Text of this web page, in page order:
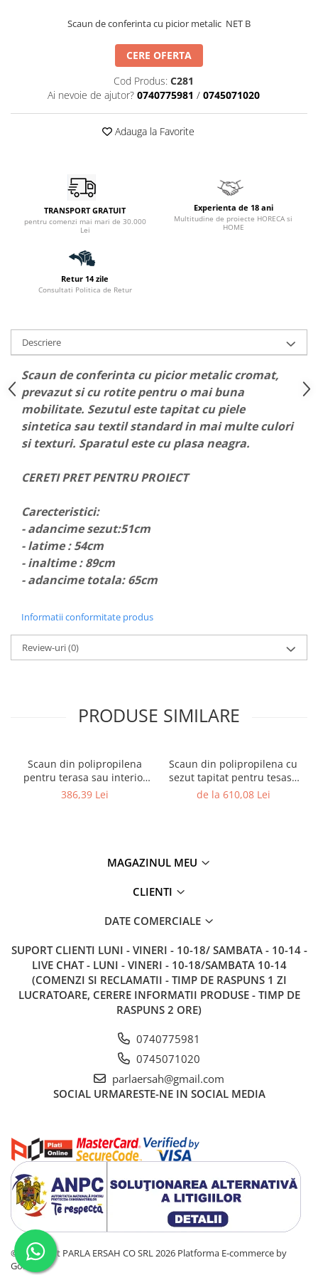
Scaun de conferinta cu picior metalic NET B
CERE OFERTA
Cod Produs: C281
Ai nevoie de ajutor? 0740775981 / 0745071020
Adauga la Favorite
TRANSPORT GRATUIT
pentru comenzi mai mari de 30.000
Lei
Experienta de 18 ani
Multitudine de proiecte HORECA si
HOME
Retur 14 zile
Consultati Politica de Retur
Descriere
Scaun de conferinta cu picior metalic cromat,
prevazut si cu rotite pentru o mai buna
mobilitate. Sezutul este tapitat cu piele
sintetica sau textil standard in mai multe culori
si texturi. Sparatul este cu plasa neagra.
CERETI PRET PENTRU PROIECT
Carecteristici:
- adancime sezut:51cm
- latime : 54cm
- inaltime : 89cm
- adancime totala: 65cm
Informatii conformitate produs
Review-uri(0)
PRODUSE SIMILARE
Scaun din polipropilena
pentru terasa sau interior
JOY
386,39 Lei
Scaun din polipropilena cu
sezut tapitat pentru tesasa
de la 610,08 Lei
MAGAZINUL MEU
CLIENTI
DATE COMERCIALE
SUPORT CLIENTI LUNI - VINERI - 10-18/ SAMBATA - 10-14 -
LIVE CHAT - LUNI - VINERI - 10-18/SAMBATA 10-14
(COMENZI SI RECLAMATII - TIMP DE RASPUNS 1 ZI
LUCRATOARE, CERERE INFORMATII PRODUSE - TIMP DE
RASPUNS 2 ORE)
0740775981
0745071020
parlaersah@gmail.com
SOCIAL URMARESTE-NE IN SOCIAL MEDIA
©Copyright PARLA ERSAH CO SRL 2026 Platforma E-commerce by
Gomag